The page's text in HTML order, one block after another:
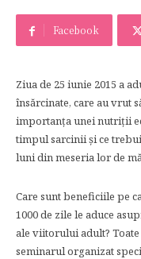
Facebook
Ziua de 25 iunie 2015 a
însărcinate, care au vrut
importanţa unei nutriţii
timpul sarcinii şi ce
luni din meseria lor de
Care sunt beneficiile pe
1000 de zile le aduce
ale viitorului adult?
seminarul organizat